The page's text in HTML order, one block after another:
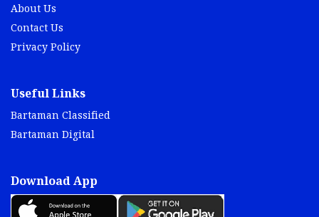
About Us
Contact Us
Privacy Policy
Useful Links
Bartaman Classified
Bartaman Digital
Download App